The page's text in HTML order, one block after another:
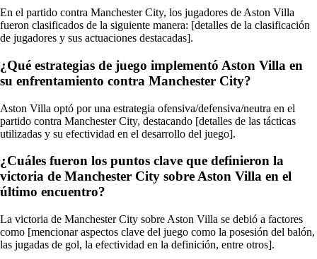
En el partido contra Manchester City, los jugadores de Aston Villa
fueron clasificados de la siguiente manera: [detalles de la clasificación
de jugadores y sus actuaciones destacadas].
¿Qué estrategias de juego implementó Aston Villa en
su enfrentamiento contra Manchester City?
Aston Villa optó por una estrategia ofensiva/defensiva/neutra en el
partido contra Manchester City, destacando [detalles de las tácticas
utilizadas y su efectividad en el desarrollo del juego].
¿Cuáles fueron los puntos clave que definieron la
victoria de Manchester City sobre Aston Villa en el
último encuentro?
La victoria de Manchester City sobre Aston Villa se debió a factores
como [mencionar aspectos clave del juego como la posesión del balón,
las jugadas de gol, la efectividad en la definición, entre otros].